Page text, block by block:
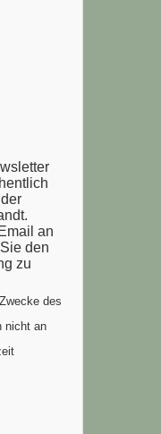
an
den
zu
des
nicht an